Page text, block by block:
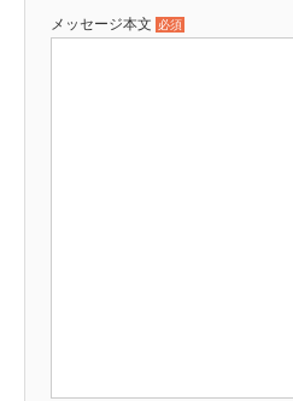
メッセージ本文 必須